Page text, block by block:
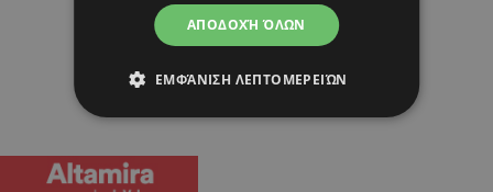
ΑΠΟΔΟΧΉ ΌΛΩΝ
ΕΜΦΆΝΙΣΗ ΛΕΠΤΟΜΕΡΕΙΏΝ